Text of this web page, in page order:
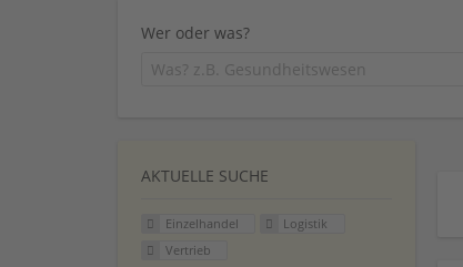
Wer oder was?
AKTUELLE SUCHE
Einzelhandel
Logistik
Vertrieb